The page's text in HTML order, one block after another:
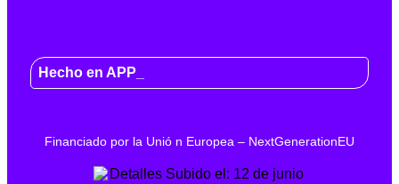
Hecho en APP_
Financiado por la Unió n Europea – NextGenerationEU